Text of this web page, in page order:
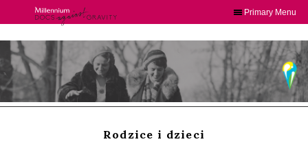
to
content
Primary Menu
Rodzice i dzieci